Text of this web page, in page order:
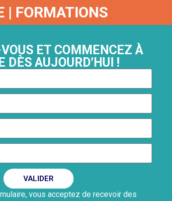
| FORMATIONS
VOUS ET COMMENCEZ À
DÈS AUJOURD'HUI !
VALIDER
vous acceptez de recevoir des